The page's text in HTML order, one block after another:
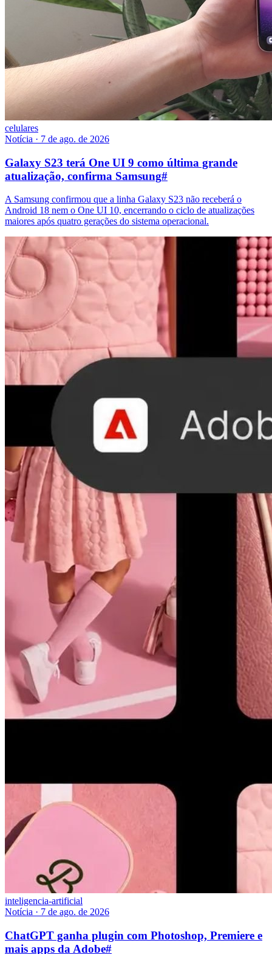
celulares
Notícia · 7 de ago. de 2026
Galaxy S23 terá One UI 9 como última grande
atualização, confirma Samsung#
A Samsung confirmou que a linha Galaxy S23 não receberá o
Android 18 nem o One UI 10, encerrando o ciclo de atualizações
maiores após quatro gerações do sistema operacional.
inteligencia-artificial
Notícia · 7 de ago. de 2026
ChatGPT ganha plugin com Photoshop, Premiere e
mais apps da Adobe#